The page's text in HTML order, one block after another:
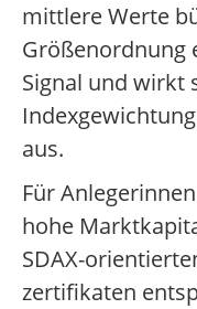
mittlere Werte
Größenordnung
Signal und wirkt
aus.
Für
hohe
SDAX-
zertifikaten